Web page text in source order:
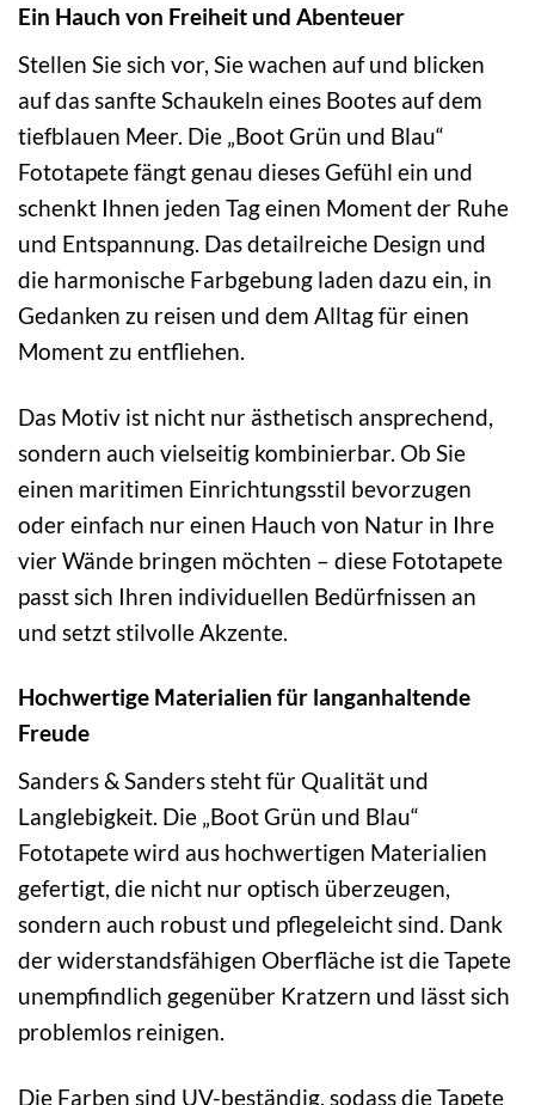
Ein Hauch von Freiheit und Abenteuer
Stellen Sie sich vor, Sie wachen auf und blicken
auf das sanfte Schaukeln eines Bootes auf dem
tiefblauen Meer. Die „Boot Grün und Blau“
Fototapete fängt genau dieses Gefühl ein und
schenkt Ihnen jeden Tag einen Moment der Ruhe
und Entspannung. Das detailreiche Design und
die harmonische Farbgebung laden dazu ein, in
Gedanken zu reisen und dem Alltag für einen
Moment zu entfliehen.
Das Motiv ist nicht nur ästhetisch ansprechend,
sondern auch vielseitig kombinierbar. Ob Sie
einen maritimen Einrichtungsstil bevorzugen
oder einfach nur einen Hauch von Natur in Ihre
vier Wände bringen möchten – diese Fototapete
passt sich Ihren individuellen Bedürfnissen an
und setzt stilvolle Akzente.
Hochwertige Materialien für langanhaltende
Freude
Sanders & Sanders steht für Qualität und
Langlebigkeit. Die „Boot Grün und Blau“
Fototapete wird aus hochwertigen Materialien
gefertigt, die nicht nur optisch überzeugen,
sondern auch robust und pflegeleicht sind. Dank
der widerstandsfähigen Oberfläche ist die Tapete
unempfindlich gegenüber Kratzern und lässt sich
problemlos reinigen.
Die Farben sind UV-beständig, sodass die Tapete